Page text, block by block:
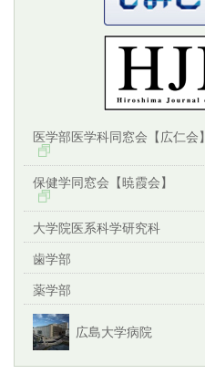
医学部医学科同窓会【広仁会】
保健学同窓会【暁霞会】
大学院医系科学研究科
歯学部
薬学部
広島大学病院